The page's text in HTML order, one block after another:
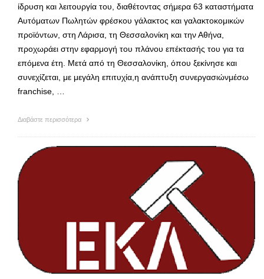
ίδρυση και λειτουργία του, διαθέτοντας σήμερα 63 καταστήματα
Αυτόματων Πωλητών φρέσκου γάλακτος και γαλακτοκομικών
προϊόντων, στη Λάρισα, τη Θεσσαλονίκη και την Αθήνα,
προχωράει στην εφαρμογή του πλάνου επέκτασής του για τα
επόμενα έτη. Μετά από τη Θεσσαλονίκη, όπου ξεκίνησε και
συνεχίζεται, με μεγάλη επιτυχία,η ανάπτυξη συνεργασιώνμέσω
franchise, …
Διαβάστε περισσότερα